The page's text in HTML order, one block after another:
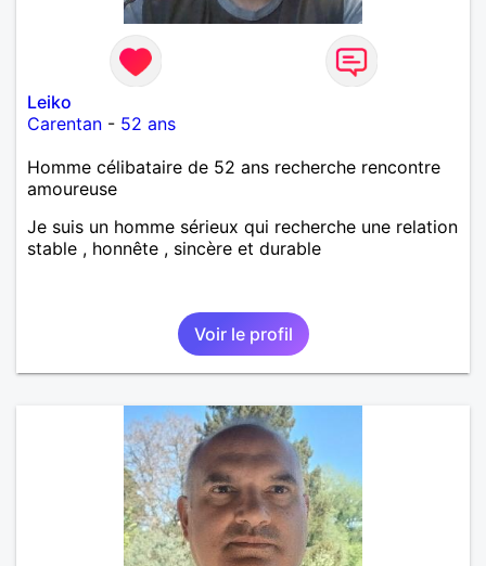
Leiko
Carentan - 52 ans
Homme célibataire de 52 ans recherche rencontre
amoureuse
Je suis un homme sérieux qui recherche une relation
stable , honnête , sincère et durable
Voir le profil